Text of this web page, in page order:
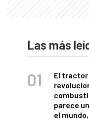
Las más
El tractor
parece
el